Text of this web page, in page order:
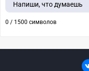
Напиши, что думаешь
0 / 1500 символов